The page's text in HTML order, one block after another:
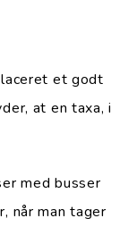
et godt
at en taxa, i
med busser
når man tager